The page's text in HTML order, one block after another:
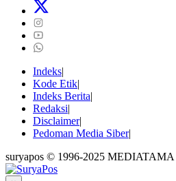
Indeks
Kode Etik
Indeks Berita
Redaksi
Disclaimer
Pedoman Media Siber
suryapos © 1996-2025 MEDIATAMA